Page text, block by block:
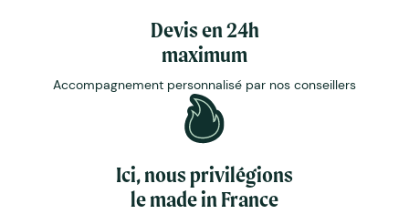
Devis en 24h
maximum
Accompagnement personnalisé par nos conseillers
Ici, nous privilégions
le made in France